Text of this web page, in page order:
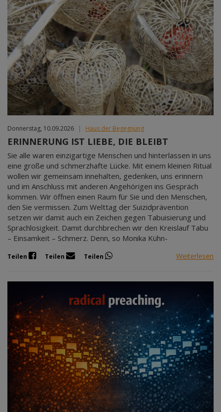
Donnerstag, 10.09.2026 | Haus der Begegnung
ERINNERUNG IST LIEBE, DIE BLEIBT
Sie alle waren einzigartige Menschen und hinterlassen in uns
eine große und schmerzhafte Lücke. Mit einem kleinen Ritual
wollen wir gemeinsam innehalten, gedenken, uns erinnern
und im Anschluss mit anderen Angehörigen ins Gespräch
kommen. Wir öffnen einen Raum für Sie und den Menschen,
den Sie vermissen. Zum Welttag der Suizidprävention
setzen wir damit auch ein Zeichen gegen Tabuisierung und
Sprachlosigkeit. Damit durchbrechen wir den Kreislauf Tabu
– Einsamkeit – Schmerz. Denn, so Monika Kühn-
Teilen Teilen Teilen Weiterlesen